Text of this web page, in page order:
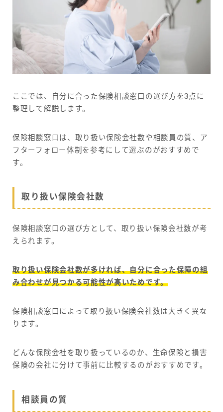
ここでは、自分に合った保険相談窓口の選び方を3点に
整理して解説します。
保険相談窓口は、取り扱い保険会社数や相談員の質、ア
フターフォロー体制を参考にして選ぶのがおすすめで
す。
取り扱い保険会社数
保険相談窓口の選び方として、取り扱い保険会社数が考
えられます。
取り扱い保険会社数が多ければ、自分に合った保障の組
み合わせが見つかる可能性が高いためです。
保険相談窓口によって取り扱い保険会社数は大きく異な
ります。
どんな保険会社を取り扱っているのか、生命保険と損害
保険の会社に分けて事前に比較するのがおすすめです。
相談員の質